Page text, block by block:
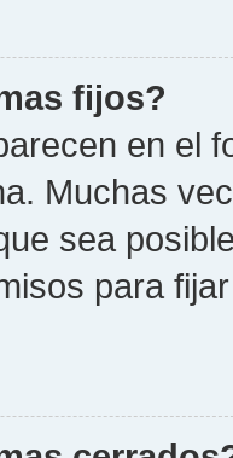
fijos?
en el
Muchas
sea
para